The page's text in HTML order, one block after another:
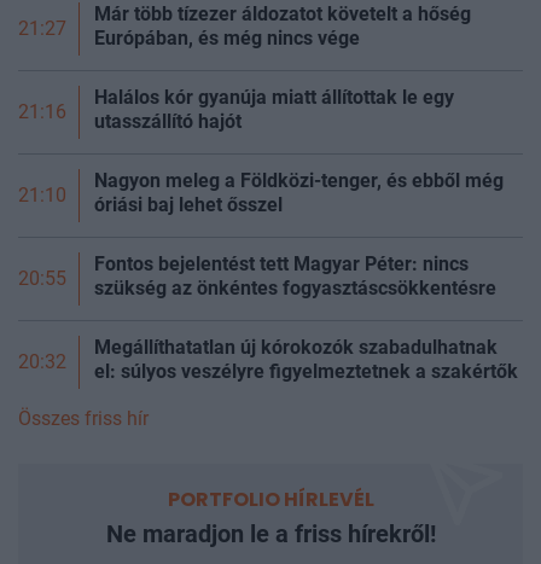
21:27
Már több tízezer áldozatot követelt a hőség
Európában, és még nincs vége
21:16
Halálos kór gyanúja miatt állítottak le egy
utasszállító hajót
21:10
Nagyon meleg a Földközi-tenger, és ebből még
óriási baj lehet ősszel
20:55
Fontos bejelentést tett Magyar Péter: nincs
szükség az önkéntes fogyasztáscsökkentésre
20:32
Megállíthatatlan új kórokozók szabadulhatnak
el: súlyos veszélyre figyelmeztetnek a szakértők
Összes friss hír
PORTFOLIO HÍRLEVÉL
Ne maradjon le a friss hírekről!